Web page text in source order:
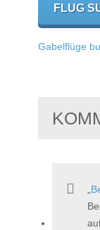
Gabelflüge